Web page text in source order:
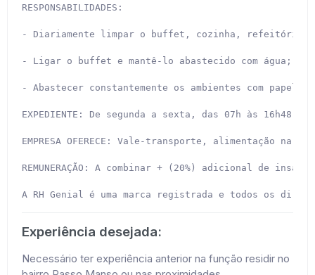
RESPONSABILIDADES:
- Diariamente limpar o buffet, cozinha, refeitório,
- Ligar o buffet e mantê-lo abastecido com água;
- Abastecer constantemente os ambientes com
EXPEDIENTE: De segunda a sexta, das 07h às 16h48.
EMPRESA OFERECE: Vale-transporte, alimentação
REMUNERAÇÃO: A combinar + (20%) adicional de
A RH Genial é uma marca registrada e todos os
Experiência desejada:
Necessário ter experiência anterior na função residir no